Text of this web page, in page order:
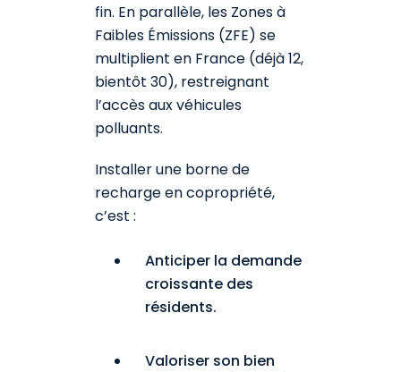
fin. En parallèle, les Zones à
Faibles Émissions (ZFE) se
multiplient en France (déjà 12,
bientôt 30), restreignant
l’accès aux véhicules
polluants.
Installer une borne de
recharge en copropriété,
c’est :
Anticiper la demande
croissante des
résidents.
Valoriser son bien